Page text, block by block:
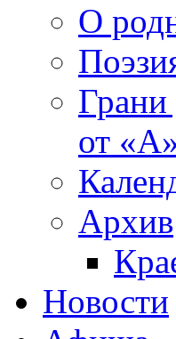
О
Грани
от
Архив
Новости